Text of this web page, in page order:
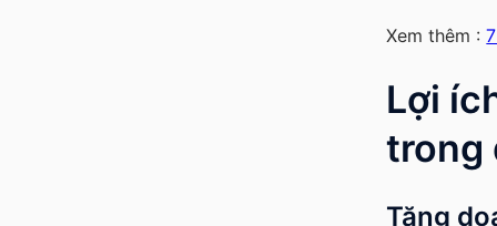
Xem thêm :
Lợi
trong
Tăng